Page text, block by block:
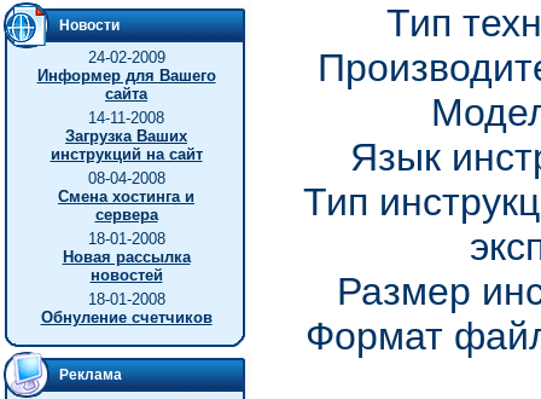
Новости
24-02-2009
Информер для Вашего
сайта
14-11-2008
Загрузка Ваших
инструкций на сайт
08-04-2008
Смена хостинга и
сервера
18-01-2008
Новая рассылка
новостей
18-01-2008
Обнуление счетчиков
Реклама
Тип
Язык
Тип
Размер
Формат